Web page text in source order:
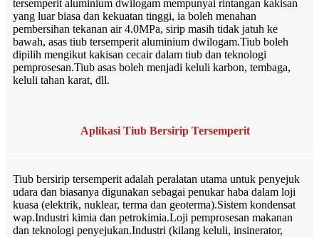
tersemperit aluminium dwilogam mempunyai rintangan kakisan
yang luar biasa dan kekuatan tinggi, ia boleh menahan
pembersihan tekanan air 4.0MPa, sirip masih tidak jatuh ke
bawah, asas tiub tersemperit aluminium dwilogam.Tiub boleh
dipilih mengikut kakisan cecair dalam tiub dan teknologi
pemprosesan.Tiub asas boleh menjadi keluli karbon, tembaga,
keluli tahan karat, dll.
Aplikasi Tiub Bersirip Tersemperit
Tiub bersirip tersemperit adalah peralatan utama untuk penyejuk
udara dan biasanya digunakan sebagai penukar haba dalam loji
kuasa (elektrik, nuklear, terma dan geoterma).Sistem kondensat
wap.Industri kimia dan petrokimia.Loji pemprosesan makanan
dan teknologi penyejukan.Industri (kilang keluli, insinerator,